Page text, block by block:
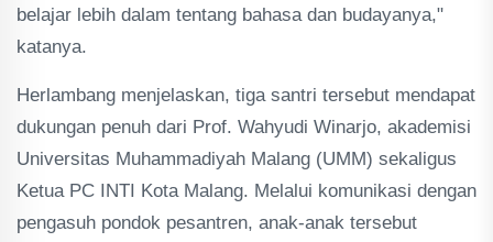
belajar lebih dalam tentang bahasa dan budayanya,"
katanya.
Herlambang menjelaskan, tiga santri tersebut mendapat
dukungan penuh dari Prof. Wahyudi Winarjo, akademisi
Universitas Muhammadiyah Malang (UMM) sekaligus
Ketua PC INTI Kota Malang. Melalui komunikasi dengan
pengasuh pondok pesantren, anak-anak tersebut